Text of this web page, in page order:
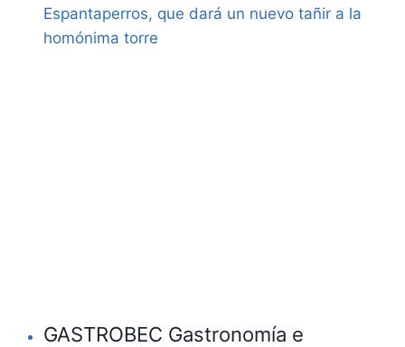
Espantaperros, que dará un nuevo tañir a la
homónima torre
GASTROBEC Gastronomía e